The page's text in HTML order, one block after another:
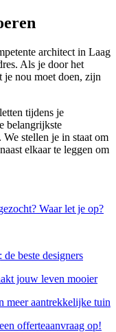
architect in Laag
Als je door het
je nou moet doen, zijn
tijdens je
belangrijkste
We stellen je in staat om
elkaar te leggen om
Waar let je op?
beste designers
jouw leven mooier
meer aantrekkelijke tuin
offerteaanvraag op!